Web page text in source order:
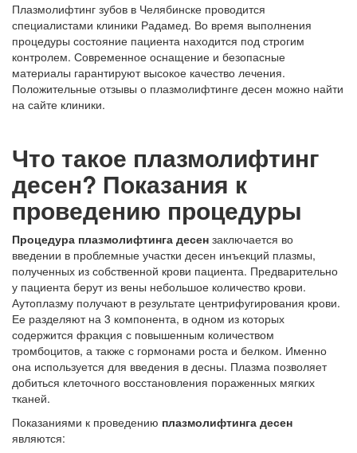
Плазмолифтинг зубов в Челябинске проводится
специалистами клиники Радамед. Во время выполнения
процедуры состояние пациента находится под строгим
контролем. Современное оснащение и безопасные
материалы гарантируют высокое качество лечения.
Положительные отзывы о плазмолифтинге десен можно найти
на сайте клиники.
Что такое плазмолифтинг
десен? Показания к
проведению процедуры
Процедура плазмолифтинга десен заключается во
введении в проблемные участки десен инъекций плазмы,
полученных из собственной крови пациента. Предварительно
у пациента берут из вены небольшое количество крови.
Аутоплазму получают в результате центрифугирования крови.
Ее разделяют на 3 компонента, в одном из которых
содержится фракция с повышенным количеством
тромбоцитов, а также с гормонами роста и белком. Именно
она используется для введения в десны. Плазма позволяет
добиться клеточного восстановления пораженных мягких
тканей.
Показаниями к проведению плазмолифтинга десен
являются: